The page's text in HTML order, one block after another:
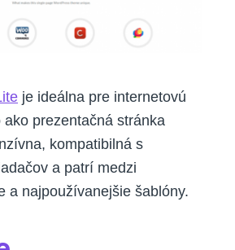
je ideálna pre internetovú
prezentačná stránka
kompatibilná s
a patrí medzi
a najpoužívanejšie šablóny.